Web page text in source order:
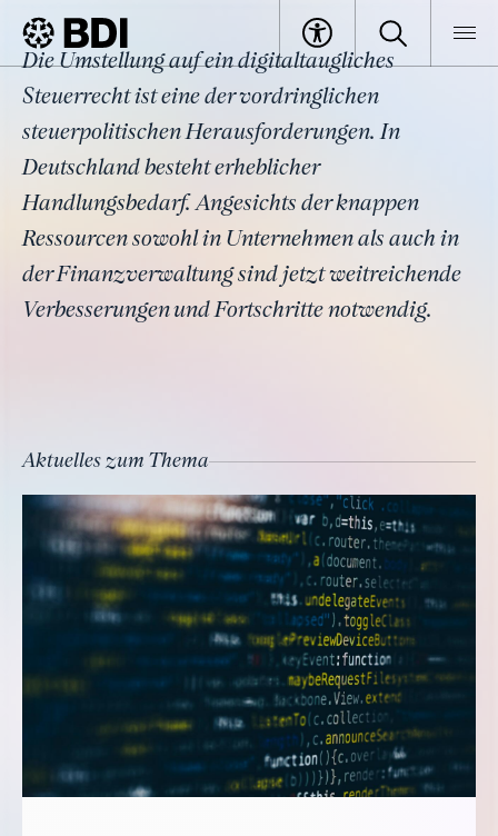
BDI Themen
Thema
Digitalisierung und KI im
Steuerrecht
Die Umstellung auf ein digitaltaugliches
Steuerrecht ist eine der vordringlichen
steuerpolitischen Herausforderungen. In
Deutschland besteht erheblicher
Handlungsbedarf. Angesichts der knappen
Ressourcen sowohl in Unternehmen als auch in
der Finanzverwaltung sind jetzt weitreichende
Verbesserungen und Fortschritte notwendig.
Aktuelles zum Thema